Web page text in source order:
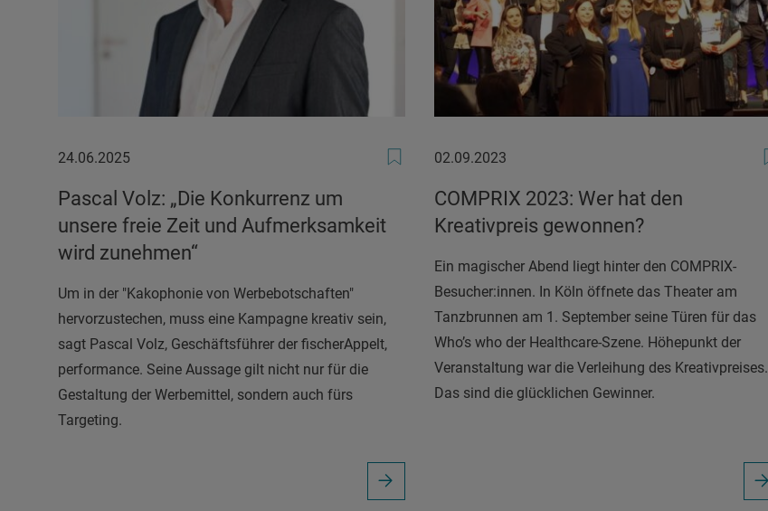
24.06.2025
24.06.2025
Pascal Volz: „Die Konkurrenz um
unsere freie Zeit und Aufmerksamkeit
wird zunehmen“
Um in der "Kakophonie von Werbebotschaften"
hervorzustechen, muss eine Kampagne kreativ sein,
sagt Pascal Volz, Geschäftsführer der fischerAppelt,
performance. Seine Aussage gilt nicht nur für die
Gestaltung der Werbemittel, sondern auch fürs
Targeting.
02.09.2023
02.09.2023
COMPRIX 2023: Wer hat den
Kreativpreis gewonnen?
Ein magischer Abend liegt hinter den COMPRIX-
Besucher:innen. In Köln öffnete das Theater am
Tanzbrunnen am 1. September seine Türen für das
Who’s who der Healthcare-Szene. Höhepunkt der
Veranstaltung war die Verleihung des Kreativpreises.
Das sind die glücklichen Gewinner.